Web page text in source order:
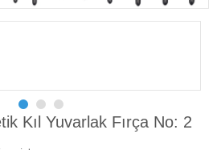
Kıl Yuvarlak Fırça No: 2